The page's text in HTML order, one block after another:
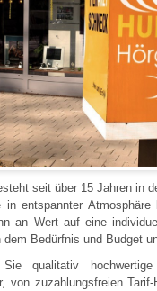
seit über 15 Jahren in
entspannter Atmosphäre
an Wert auf eine
Bedürfnis und Budget
qualitativ
von zuzahlungsfreien